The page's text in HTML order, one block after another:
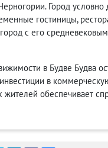
Город
гостиницы,
с его
в Будве Будва
в
обеспечивает